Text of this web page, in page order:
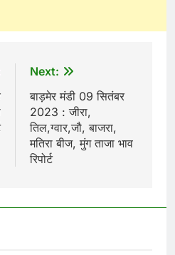
Next:
बाड़मेर मंडी 09 सितंबर
2023 : जीरा,
तिल,ग्वार,जौ, बाजरा,
मतिरा बीज, मुंग ताजा भाव
रिपोर्ट